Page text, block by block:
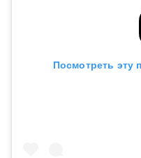
Посмотреть эту